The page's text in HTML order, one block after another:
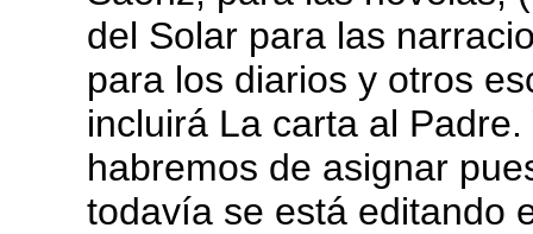
del Solar para las
para los diarios y otros
incluirá La carta al
habremos de asignar
todavía se está editando